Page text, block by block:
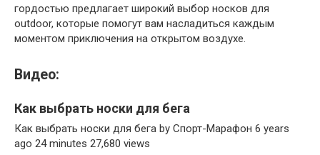
гордостью предлагает широкий выбор носков для
outdoor, которые помогут вам насладиться каждым
моментом приключения на открытом воздухе.
Видео:
Как выбрать носки для бега
Как выбрать носки для бега by Спорт-Марафон 6 years
ago 24 minutes 27,680 views